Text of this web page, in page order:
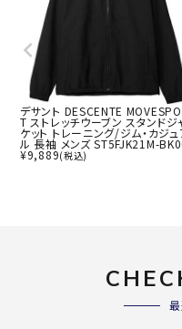
デサント DESCENTE
T ストレッチウーブン スタンドジ
ケット トレーニング/ジム・カジュ
ル 長袖 メンズ ST5FJK21M-
¥9,889(税込)